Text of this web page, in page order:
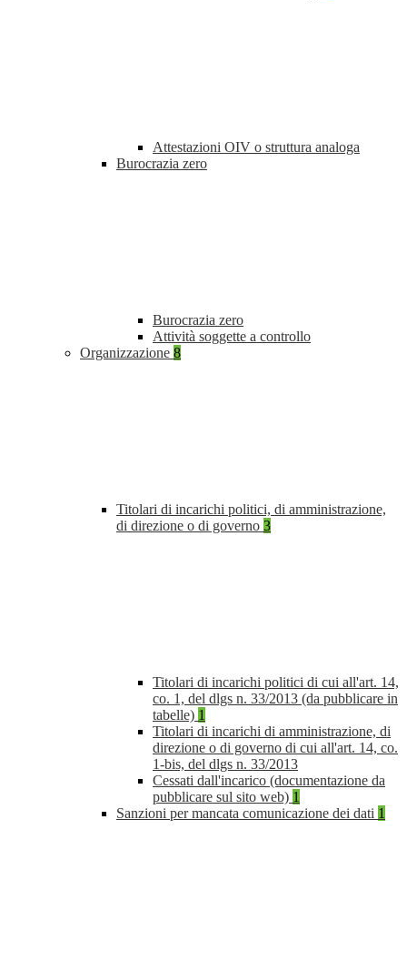
Attestazioni OIV o struttura analoga
Burocrazia zero
Burocrazia zero
Attività soggette a controllo
Organizzazione 8
Titolari di incarichi politici, di amministrazione,
di direzione o di governo 3
Titolari di incarichi politici di cui all'art. 14,
co. 1, del dlgs n. 33/2013 (da pubblicare in
tabelle) 1
Titolari di incarichi di amministrazione, di
direzione o di governo di cui all'art. 14, co.
1-bis, del dlgs n. 33/2013
Cessati dall'incarico (documentazione da
pubblicare sul sito web) 1
Sanzioni per mancata comunicazione dei dati 1